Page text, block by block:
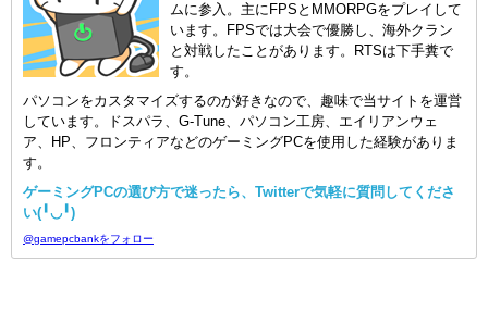
ムに参入。主にFPSとMMORPGをプレイして
います。FPSでは大会で優勝し、海外クラン
と対戦したことがあります。RTSは下手糞で
す。
パソコンをカスタマイズするのが好きなので、趣味で当サイトを運営
しています。ドスパラ、G-Tune、パソコン工房、エイリアンウェ
ア、HP、フロンティアなどのゲーミングPCを使用した経験がありま
す。
ゲーミングPCの選び方で迷ったら、Twitterで気軽に質問してくださ
い(╹◡╹)
@gamepcbankをフォロー